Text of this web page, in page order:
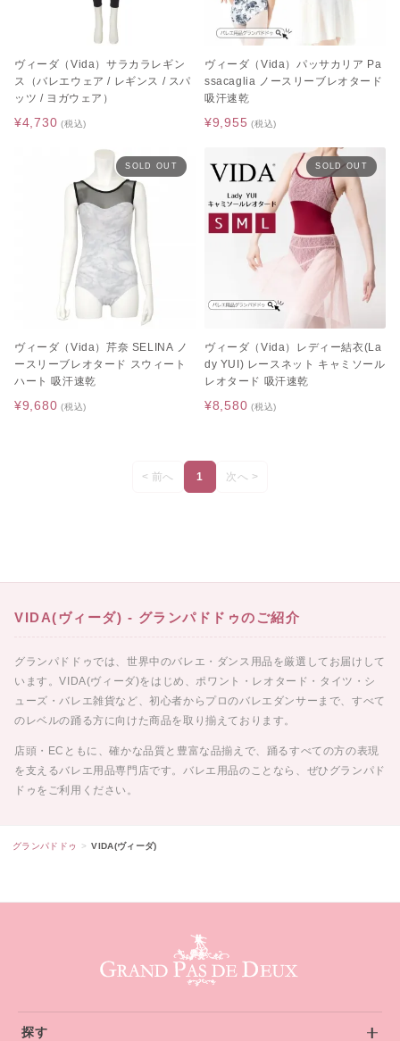
ヴィーダ（Vida）サラカラレギン
ス（バレエウェア / レギンス / スパ
ッツ / ヨガウェア）
¥4,730 (税込)
ヴィーダ（Vida）パッサカリア Pa
ssacaglia ノースリーブレオタード
吸汗速乾
¥9,955 (税込)
SOLD OUT
ヴィーダ（Vida）芹奈 SELINA ノ
ースリーブレオタード スウィート
ハート 吸汗速乾
¥9,680 (税込)
SOLD OUT
ヴィーダ（Vida）レディー結衣(La
dy YUI) レースネット キャミソール
レオタード 吸汗速乾
¥8,580 (税込)
< 前へ 1 次へ >
VIDA(ヴィーダ) - グランパドドゥのご紹介
グランパドドゥでは、世界中のバレエ・ダンス用品を厳選してお届けして
います。VIDA(ヴィーダ)をはじめ、ポワント・レオタード・タイツ・シ
ューズ・バレエ雑貨など、初心者からプロのバレエダンサーまで、すべて
のレベルの踊る方に向けた商品を取り揃えております。
店頭・ECともに、確かな品質と豊富な品揃えで、踊るすべての方の表現
を支えるバレエ用品専門店です。バレエ用品のことなら、ぜひグランパド
ドゥをご利用ください。
グランパドドゥ VIDA(ヴィーダ)
探す